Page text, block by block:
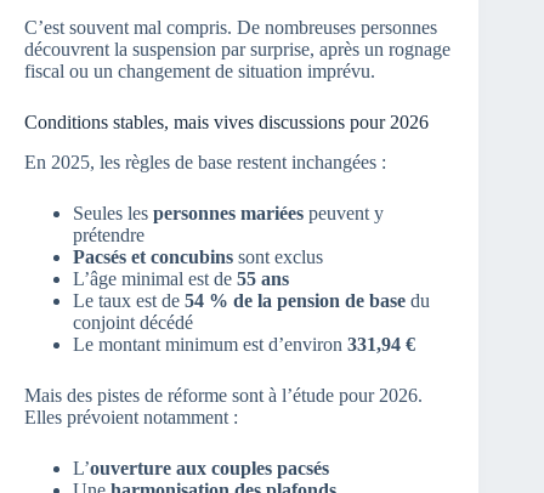
C’est souvent mal compris. De nombreuses personnes
découvrent la suspension par surprise, après un rognage
fiscal ou un changement de situation imprévu.
Conditions stables, mais vives discussions pour 2026
En 2025, les règles de base restent inchangées :
Seules les personnes mariées peuvent y
prétendre
Pacsés et concubins sont exclus
L’âge minimal est de 55 ans
Le taux est de 54 % de la pension de base du
conjoint décédé
Le montant minimum est d’environ 331,94 €
Mais des pistes de réforme sont à l’étude pour 2026.
Elles prévoient notamment :
L’ouverture aux couples pacsés